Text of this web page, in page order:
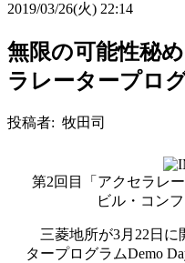
2019/03/26(火) 22:14
無限の可能性秘
ラレータープロ
投稿者: 牧田司
第2回目「アクセラレ
ビル・コン
三菱地所が3月22日に
タープログラムDemo